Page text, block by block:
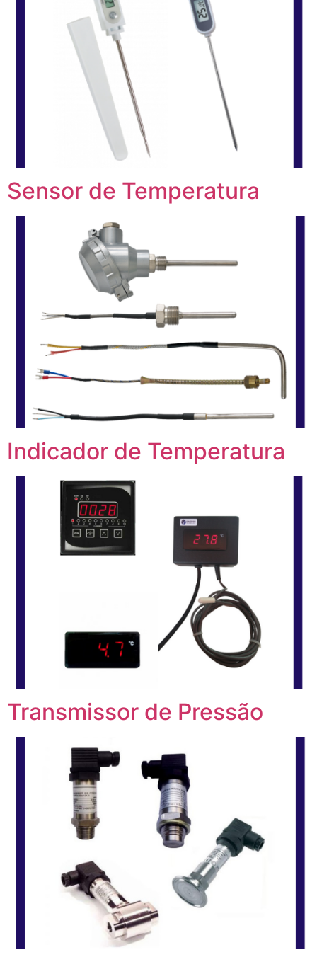
Sensor de Temperatura
Indicador de Temperatura
Transmissor de Pressão